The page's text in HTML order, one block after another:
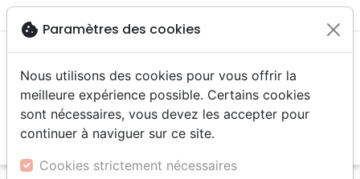
menu
cookie Paramètres des cookies
Nous utilisons des cookies pour vous offrir la
meilleure expérience possible. Certains cookies
sont nécessaires, vous devez les accepter pour
continuer à naviguer sur ce site.
Cookies strictement nécessaires